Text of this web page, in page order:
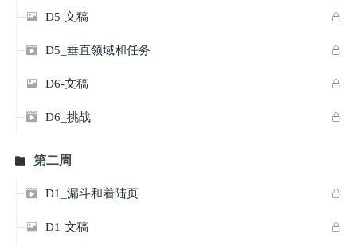

 D5-文稿

 D5_垂直领域和任务

 D6-文稿

 D6_挑战
 第二周

 D1_漏斗和着陆页

 D1-文稿